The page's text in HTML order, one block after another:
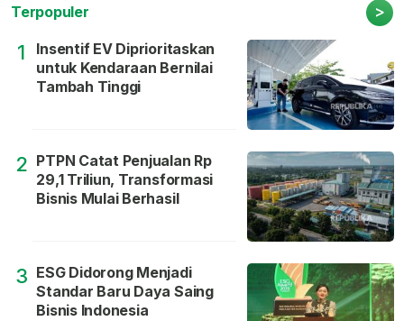
Terpopuler >
1
Insentif EV Diprioritaskan
untuk Kendaraan Bernilai
Tambah Tinggi
2 PTPN Catat Penjualan Rp
29,1 Triliun, Transformasi
Bisnis Mulai Berhasil
3 ESG Didorong Menjadi
Standar Baru Daya Saing
Bisnis Indonesia